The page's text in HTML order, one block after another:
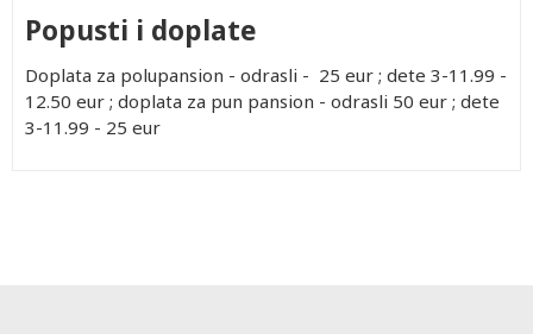
Popusti i doplate
Doplata za polupansion - odrasli - 25 eur ; dete 3-11.99 -
12.50 eur ; doplata za pun pansion - odrasli 50 eur ; dete
3-11.99 - 25 eur